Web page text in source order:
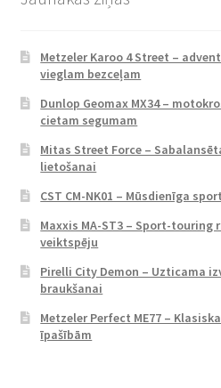
Metzeler Karoo 4 Street –
vieglam bezceļam
Dunlop Geomax MX34 –
cietam segumam
Mitas Street Force –
lietošanai
CST CM-NK01 – Mūsdienīga
Maxxis MA-ST3 – Sport-touring
veiktspēju
Pirelli City Demon – Uzticama
braukšanai
Metzeler Perfect ME77 –
īpašībām